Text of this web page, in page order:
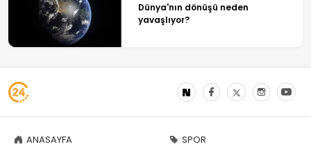
Dünya'nın dönüşü neden
yavaşlıyor?
ANASAYFA
SPOR